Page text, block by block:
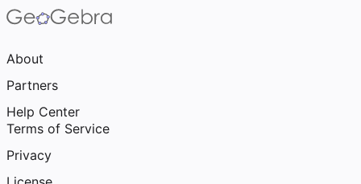
About
Partners
Help Center
Terms of Service
Privacy